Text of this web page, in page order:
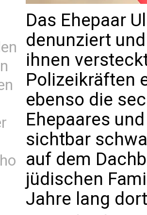
Das Ehepaar
denunziert
ihnen
Polizeikräften
ebenso die
Ehepaares
sichtbar
auf dem
jüdischen
Jahre lang